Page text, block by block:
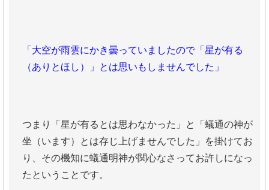
「大空が雨雲にかき曇っていましたので「星が有る
（ありとほし）」とは思いもしませんでした」
つまり「星が有るとは思わなかった」と「蟻通の神が
坐（います）とは存じ上げませんでした」を掛けてお
り、その機知に蟻通明神が関心なさってお許しになっ
たということです。